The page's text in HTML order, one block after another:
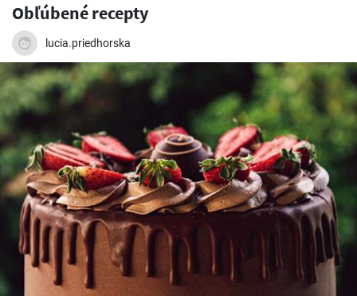
Obľúbené recepty
lucia.priedhorska